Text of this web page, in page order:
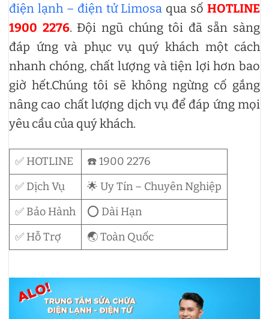
điện lạnh – điện tử Limosa qua số HOTLINE
1900 2276. Đội ngũ chúng tôi đã sẵn sàng
đáp ứng và phục vụ quý khách một cách
nhanh chóng, chất lượng và tiện lợi hơn bao
giờ hết.Chúng tôi sẽ không ngừng cố gắng
nâng cao chất lượng dịch vụ để đáp ứng mọi
yêu cầu của quý khách.
✅ HOTLINE
☎️ 1900 2276
✅ Dịch Vụ
🌟 Uy Tín – Chuyên Nghiệp
✅ Bảo Hành
⭕ Dài Hạn
✅ Hỗ Trợ
🌏 Toàn Quốc